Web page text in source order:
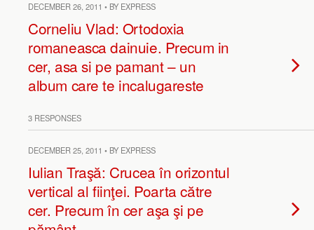
DECEMBER 26, 2011 • BY EXPRESS
Corneliu Vlad: Ortodoxia
romaneasca dainuie. Precum in
cer, asa si pe pamant – un
album care te incalugareste
3 RESPONSES
DECEMBER 25, 2011 • BY EXPRESS
Iulian Traşă: Crucea în orizontul
vertical al fiinţei. Poarta către
cer. Precum în cer aşa şi pe